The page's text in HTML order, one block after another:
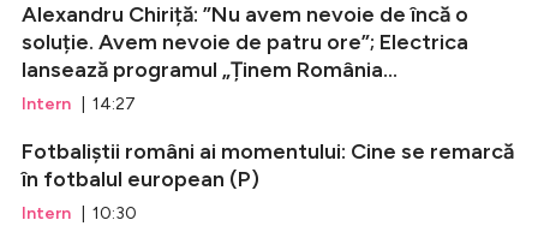
Alexandru Chiriță: ”Nu avem nevoie de încă o
soluție. Avem nevoie de patru ore”; Electrica
lansează programul „Ținem România...
Intern | 14:27
Fotbaliștii români ai momentului: Cine se remarcă
în fotbalul european (P)
Intern | 10:30